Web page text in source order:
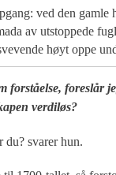
ved den gamle
av utstoppede
høyt oppe
forståelse, foreslår
verdiløs?
du? svarer hun.